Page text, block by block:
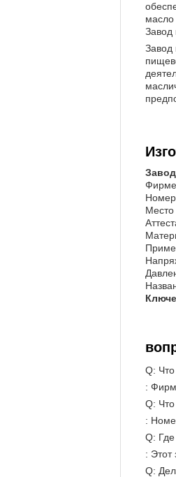
масло
Завод
Завод
Q:
:
Q:
:
Q:
: Этот
Q: